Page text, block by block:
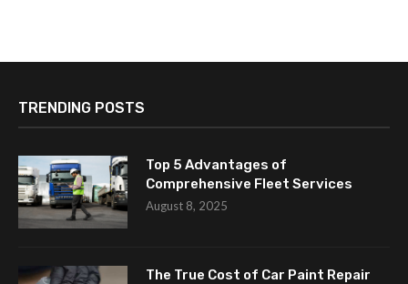
TRENDING POSTS
Top 5 Advantages of
Comprehensive Fleet Services
August 8, 2025
The True Cost of Car Paint Repair